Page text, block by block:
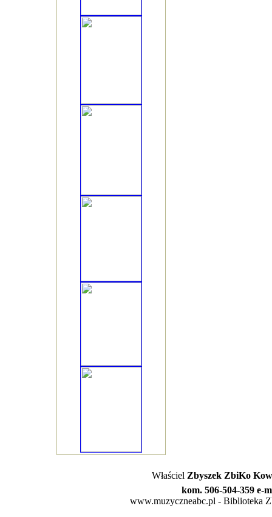
Właściel Zbyszek ZbiKo
kom. 506-504-359 e-
www.muzyczneabc.pl - Biblioteka